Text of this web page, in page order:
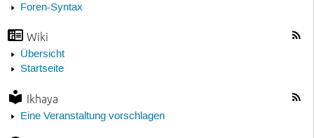
Foren-Syntax
Wiki
Übersicht
Startseite
Ikhaya
Eine Veranstaltung vorschlagen